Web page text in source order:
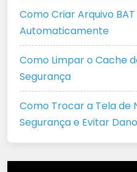
Como Criar Arquivo
Automaticamente
Como Limpar o Cache
Segurança
Como Trocar a Tela de
Segurança e Evitar